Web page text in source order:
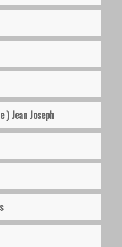
) Jean Joseph